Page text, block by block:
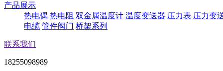
产品展示
热电偶 热电阻 双金属温度计 温度变送器 压力表 压力变
电缆 管件阀门 桥架系列
联系我们
18255098989